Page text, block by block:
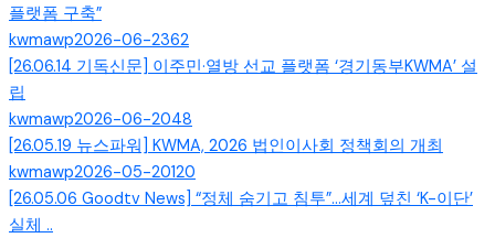
플랫폼 구축”
kwmawp2026-06-2362
[26.06.14 기독신문] 이주민·열방 선교 플랫폼 ‘경기동부KWMA’ 설
립
kwmawp2026-06-2048
[26.05.19 뉴스파워] KWMA, 2026 법인이사회 정책회의 개최
kwmawp2026-05-20120
[26.05.06 Goodtv News] “정체 숨기고 침투”…세계 덮친 ‘K-이단’
실체 ..